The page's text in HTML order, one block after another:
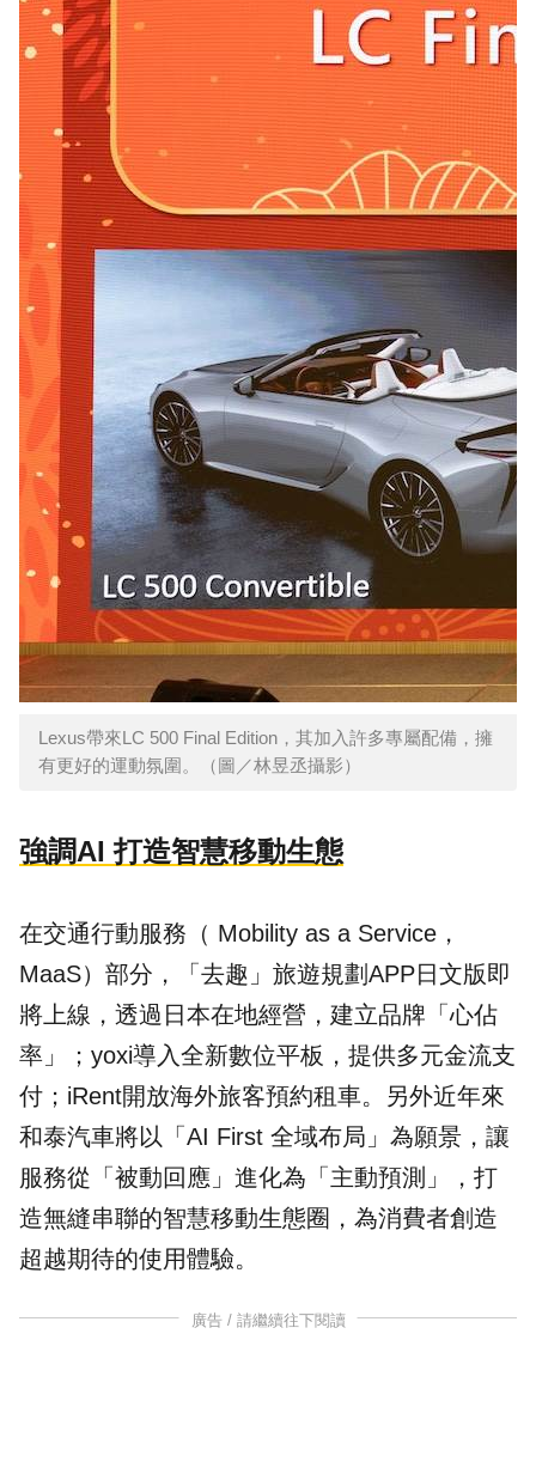
Lexus帶來LC 500 Final Edition，其加入許多專屬配備，擁
有更好的運動氛圍。（圖／林昱丞攝影）
強調AI 打造智慧移動生態
在交通行動服務（ Mobility as a Service，
MaaS）部分，「去趣」旅遊規劃APP日文版即
將上線，透過日本在地經營，建立品牌「心佔
率」；yoxi導入全新數位平板，提供多元金流支
付；iRent開放海外旅客預約租車。另外近年來
和泰汽車將以「AI First 全域布局」為願景，讓
服務從「被動回應」進化為「主動預測」，打
造無縫串聯的智慧移動生態圈，為消費者創造
超越期待的使用體驗。
廣告 / 請繼續往下閱讀